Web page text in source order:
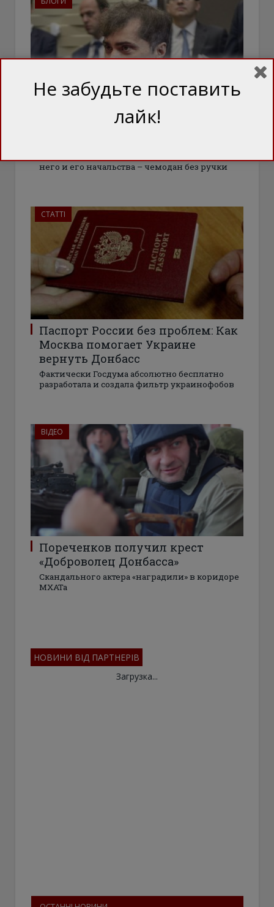
Виталий Портников: Молчание
него и его начальства – чемодан без ручки
СТАТТІ
Паспорт России без проблем: Как
Москва помогает Украине
вернуть Донбасс
Фактически Госдума абсолютно бесплатно
разработала и создала фильтр украинофобов
ВІДЕО
Пореченков получил крест
«Доброволец Донбасса»
Скандального актера «наградили» в коридоре
МХАТа
НОВИНИ ВІД ПАРТНЕРІВ
Загрузка...
Не забудьте поставить
лайк!